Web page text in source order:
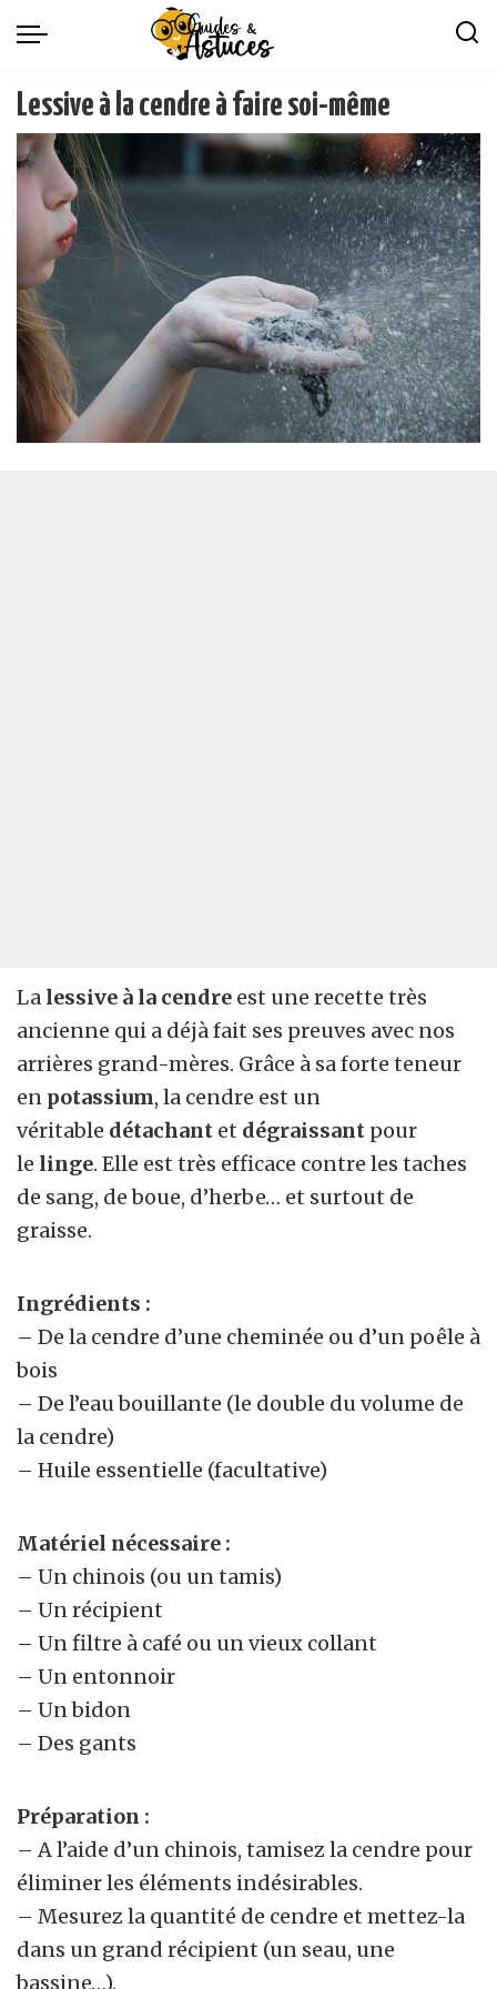
Lessive à la cendre à faire soi-même
La lessive à la cendre est une recette très
ancienne qui a déjà fait ses preuves avec nos
arrières grand-mères. Grâce à sa forte teneur
en potassium, la cendre est un
véritable détachant et dégraissant pour
le linge. Elle est très efficace contre les taches
de sang, de boue, d’herbe… et surtout de
graisse.
Ingrédients :
– De la cendre d’une cheminée ou d’un poêle à
bois
– De l’eau bouillante (le double du volume de
la cendre)
– Huile essentielle (facultative)
Matériel nécessaire :
– Un chinois (ou un tamis)
– Un récipient
– Un filtre à café ou un vieux collant
– Un entonnoir
– Un bidon
– Des gants
Préparation :
– A l’aide d’un chinois, tamisez la cendre pour
éliminer les éléments indésirables.
– Mesurez la quantité de cendre et mettez-la
dans un grand récipient (un seau, une
bassine…).